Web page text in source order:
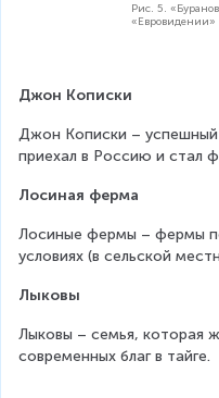
Рис. 5.
«Евровидении»
Джон Кописки
Джон Кописки –
приехал в Россию и стал
Лосиная ферма
Лосиные фермы – фермы
условиях (в сельской
Лыковы
Лыковы – семья, которая
современных благ в тайге.